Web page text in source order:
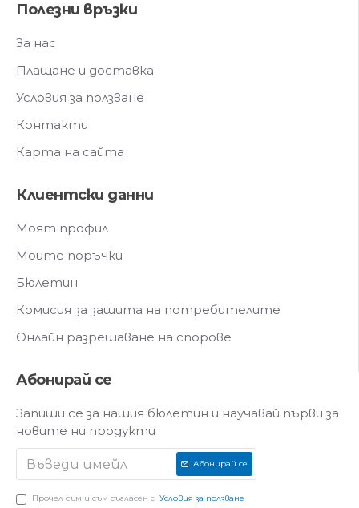
Полезни връзки
За нас
Плащане и доставка
Условия за ползване
Контакти
Карта на сайта
Клиентски данни
Моят профил
Моите поръчки
Бюлетин
Комисия за защита на потребителите
Онлайн разрешаване на спорове
Абонирай се
Запиши се за нашия бюлетин и научавай първи за
новите ни продукти
Абонирай се
Прочел съм и съм съгласен с Условия за ползване